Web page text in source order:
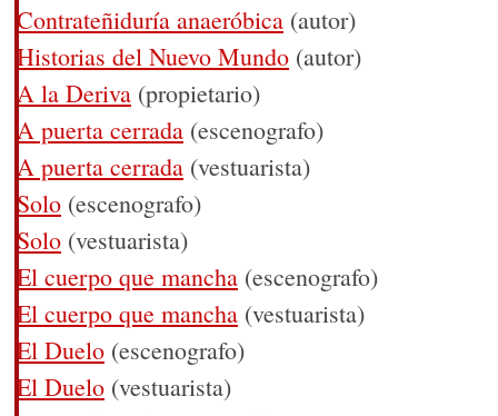
Contrateñiduría anaeróbica (autor)
Historias del Nuevo Mundo (autor)
A la Deriva (propietario)
A puerta cerrada (escenografo)
A puerta cerrada (vestuarista)
Solo (escenografo)
Solo (vestuarista)
El cuerpo que mancha (escenografo)
El cuerpo que mancha (vestuarista)
El Duelo (escenografo)
El Duelo (vestuarista)